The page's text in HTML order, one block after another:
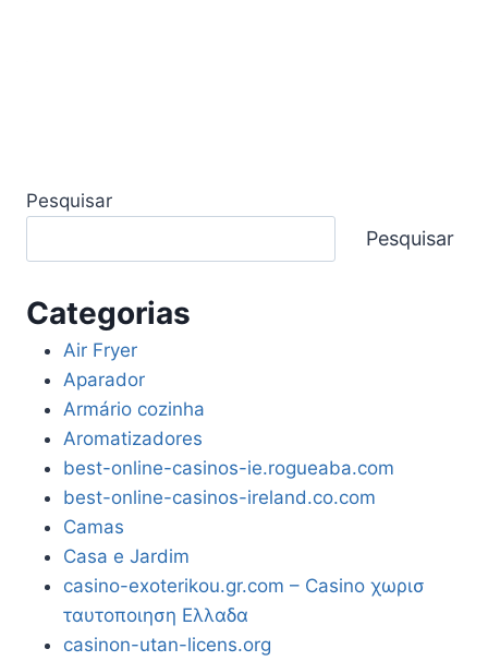
Pesquisar
Pesquisar
Categorias
Air Fryer
Aparador
Armário cozinha
Aromatizadores
best-online-casinos-ie.rogueaba.com
best-online-casinos-ireland.co.com
Camas
Casa e Jardim
casino-exoterikou.gr.com – Casino χωρισ
ταυτοποιηση Ελλαδα
casinon-utan-licens.org